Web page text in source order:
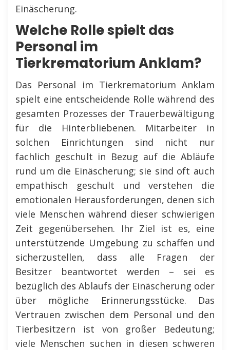
Einäscherung.
Welche Rolle spielt das
Personal im
Tierkrematorium Anklam?
Das Personal im Tierkrematorium Anklam
spielt eine entscheidende Rolle während des
gesamten Prozesses der Trauerbewältigung
für die Hinterbliebenen. Mitarbeiter in
solchen Einrichtungen sind nicht nur
fachlich geschult in Bezug auf die Abläufe
rund um die Einäscherung; sie sind oft auch
empathisch geschult und verstehen die
emotionalen Herausforderungen, denen sich
viele Menschen während dieser schwierigen
Zeit gegenübersehen. Ihr Ziel ist es, eine
unterstützende Umgebung zu schaffen und
sicherzustellen, dass alle Fragen der
Besitzer beantwortet werden – sei es
bezüglich des Ablaufs der Einäscherung oder
über mögliche Erinnerungsstücke. Das
Vertrauen zwischen dem Personal und den
Tierbesitzern ist von großer Bedeutung;
viele Menschen suchen in diesen schweren